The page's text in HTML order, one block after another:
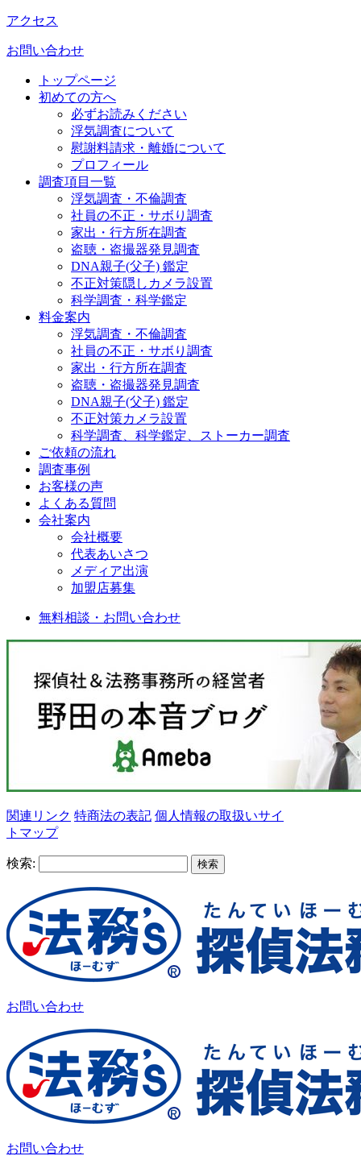
アクセス
お問い合わせ
トップページ
初めての方へ
必ずお読みください
浮気調査について
慰謝料請求・離婚について
プロフィール
調査項目一覧
浮気調査・不倫調査
社員の不正・サボり調査
家出・行方所在調査
盗聴・盗撮器発見調査
DNA親子(父子) 鑑定
不正対策隠しカメラ設置
科学調査・科学鑑定
料金案内
浮気調査・不倫調査
社員の不正・サボり調査
家出・行方所在調査
盗聴・盗撮器発見調査
DNA親子(父子) 鑑定
不正対策カメラ設置
科学調査、科学鑑定、ストーカー調査
ご依頼の流れ
調査事例
お客様の声
よくある質問
会社案内
会社概要
代表あいさつ
メディア出演
加盟店募集
無料相談・お問い合わせ
関連リンク 特商法の表記 個人情報の取扱いサイ
トマップ
検索:
お問い合わせ
お問い合わせ